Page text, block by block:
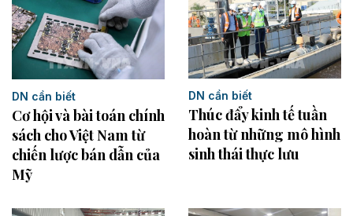
DN cần biết
Cơ hội và bài toán chính
sách cho Việt Nam từ
chiến lược bán dẫn của
Mỹ
DN cần biết
Thúc đẩy kinh tế tuần
hoàn​ từ những mô hình
sinh thái thực lưu